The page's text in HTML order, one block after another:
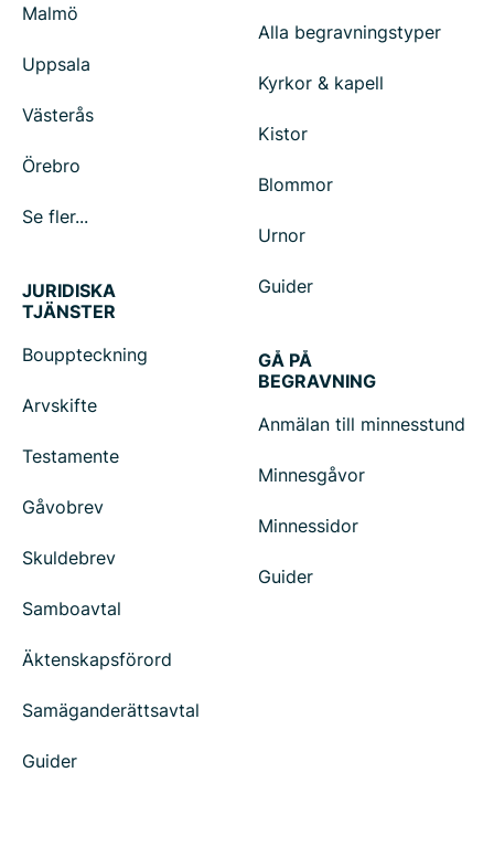
Malmö
Uppsala
Västerås
Örebro
Se fler...
Alla begravningstyper
Kyrkor & kapell
Kistor
Blommor
Urnor
Guider
JURIDISKA
TJÄNSTER
Bouppteckning
Arvskifte
Testamente
Gåvobrev
Skuldebrev
Samboavtal
Äktenskapsförord
Samäganderättsavtal
Guider
GÅ PÅ
BEGRAVNING
Anmälan till minnesstund
Minnesgåvor
Minnessidor
Guider